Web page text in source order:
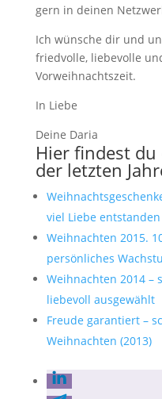
gern in deinen
Ich wünsche dir und
friedvolle, liebevolle
Vorweihnachtszeit.
In Liebe
Deine Daria
Hier findest du
der letzten
viel Liebe
Weihnachten 2015.
persönliches
Weihnachten 2014 –
liebevoll ausgewählt
Freude garantiert –
Weihnachten (2013)